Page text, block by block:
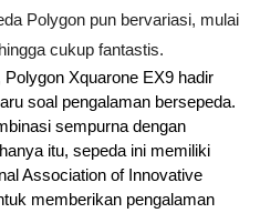
Polygon pun bervariasi, mulai
cukup fantastis.
Polygon Xquarone EX9 hadir
soal pengalaman bersepeda.
sempurna dengan
itu, sepeda ini memiliki
Association of Innovative
memberikan pengalaman